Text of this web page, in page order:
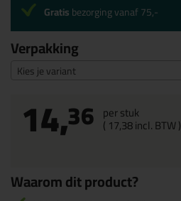
Verpakking
Kies je variant
14,36 per stuk
( 17,38incl. BTW )
Gratisbezorging vanaf 75,-
Waarom dit product?